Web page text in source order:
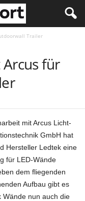
Trailer
für
mit Arcus Licht-
GmbH hat
Hersteller Ledtek eine
für LED-Wände
dem fliegenden
Aufbau gibt es
Wände nun auch die